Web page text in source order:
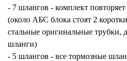
- 7 шлангов - комплект пов
(около АБС блока стоят 2
стальные оригинальные трубки,
шланги)
- 5 шлангов - все тормозные